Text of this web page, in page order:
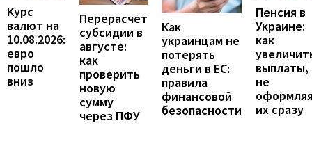
Курс
валют на
10.08.2026:
евро
пошло
вниз
Перерасчет
субсидии в
августе:
как
проверить
новую
сумму
через ПФУ
Как
украинцам не
потерять
деньги в ЕС:
правила
финансовой
безопасности
Пенсия в
Украине:
как
выплаты,
не
их сразу